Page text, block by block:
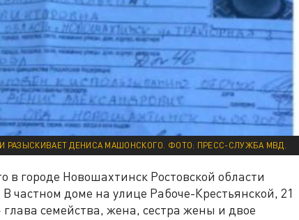
РАЗЫСКИВАЕТ ДЕНИСА МАШОНСКОГО. ФОТО: ПРЕСС-СЛУЖБА МВД.
в городе Новошахтинск Ростовской области
частном доме на улице Рабоче-Крестьянской, 21
семейства, жена, сестра жены и двое